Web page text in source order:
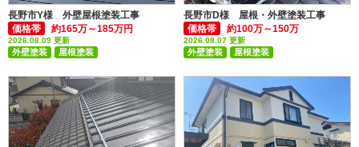
長野市Y様 外壁屋根塗装工事
価格帯
約165万～185万円
2026.08.09 更新
外壁塗装
屋根塗装
長野市D様 屋根・外壁塗装工事
価格帯
約100万～150万
2026.08.07 更新
外壁塗装
屋根塗装